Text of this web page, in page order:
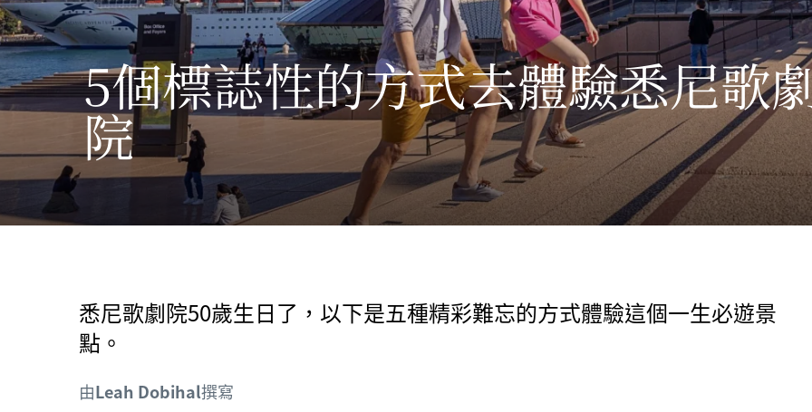
5個標誌性的方式去體驗悉尼歌
院
悉尼歌劇院50歲生日了，以下是五種精彩難忘的方式體驗這個一生必遊景
點。
由Leah Dobihal撰寫